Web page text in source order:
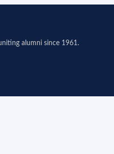
alumni since 1961.